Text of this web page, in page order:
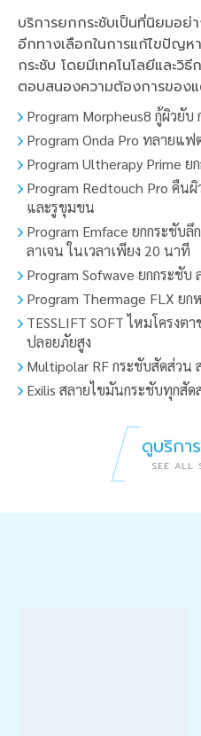
บริการยกกระชับเป็นที่นิยมอย่
อีกทางเลือกในการแก้ไขปัญ
กระชับ โดยมีเทคโนโลยีและวิ
ตอบสนองความต้องการของ
Program Morpheus8 กู้ผิวยั
Program Onda Pro ทลายแฟ
Program Ultherapy Prime
Program Redtouch Pro คืนผิ
และรูขุมขน
Program Emface ยกกระชับ
ลาเจน ในเวลาเพียง 20 นาที
Program Sofwave ยกกระชั
Program Thermage FLX ย
TESSLIFT SOFT ไหมโครงต
ปลอยภัยสูง
Multipolar RF กระชับสัดส่วน
Exilis สลายไขมันกระชับทุกสัด
ดูบริกา
SEE ALL